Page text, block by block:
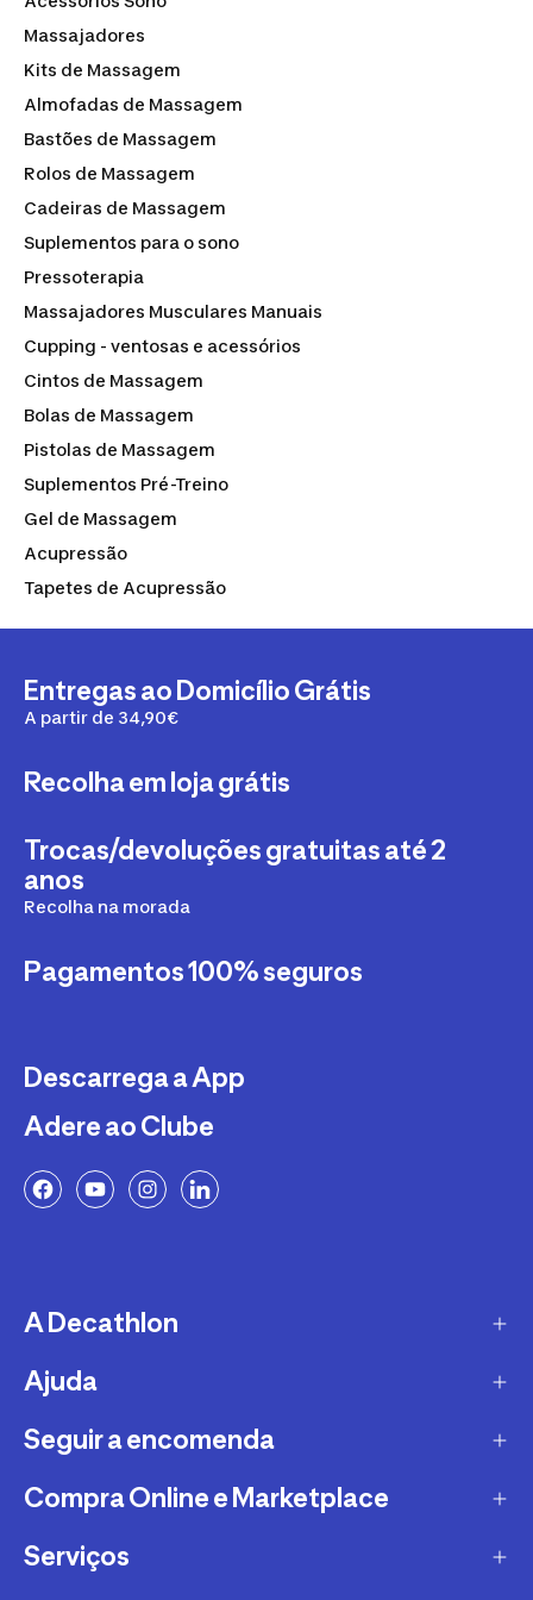
cuidados quentes e frios
tratamentos de recuperação, assim como produtos de
acupressão
tensões. Cria uma rotina de sono perfeita com os nossos
acessórios de sonodisponíveis. Para todos estes
momentos de relaxamento deves também apostar nos
qualidade do ar dos teus espaços.
tuas necessidades desportivas, assegurando que
melhoras cada vez mais o teu desempenho.
Massajadores
Kits de Massagem
Almofadas de Massagem
Bastões de Massagem
Rolos de Massagem
Cadeiras de Massagem
Suplementos para o sono
Pressoterapia
Massajadores Musculares Manuais
Cupping - ventosas e acessórios
Cintos de Massagem
Bolas de Massagem
Pistolas de Massagem
Suplementos Pré-Treino
Gel de Massagem
Acupressão
Tapetes de Acupressão
Entregas ao Domicílio Grátis
A partir de 34,90€
Recolha em loja grátis
Trocas/devoluções gratuitas até 2
anos
Recolha na morada
Pagamentos 100% seguros
Descarrega a App
Adere ao Clube
A Decathlon
A empresa
Recrutamento
Ajuda
FAQs - Perguntas Frequentes
Trocas e Devoluções
Seguir a encomenda
CTT
DPD
Compra Online e Marketplace
Métodos e Custos de Envio Decathlon
Serviços